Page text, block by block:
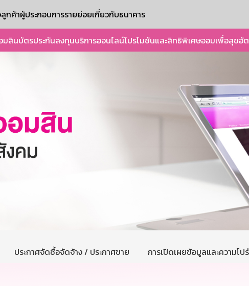
ลูกค้าผู้ประกอบการรายย่อยเกี่ยวกับธนาคาร
มสินบัตรประกันลงทุนบริการออนไลน์โปรโมชันและสิทธิพิเศษออมเพื่อสุขอั
ประกาศจัดซื้อจัดจ้าง / ประกาศขาย การเปิดเผยข้อมูลและความโป